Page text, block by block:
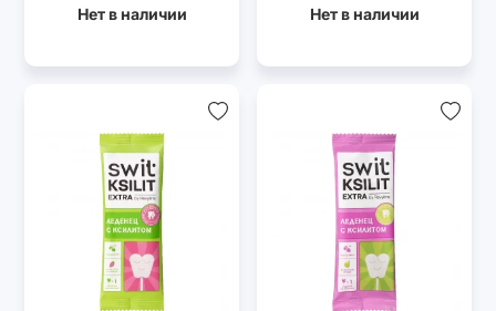
Нет в наличии Нет в наличии